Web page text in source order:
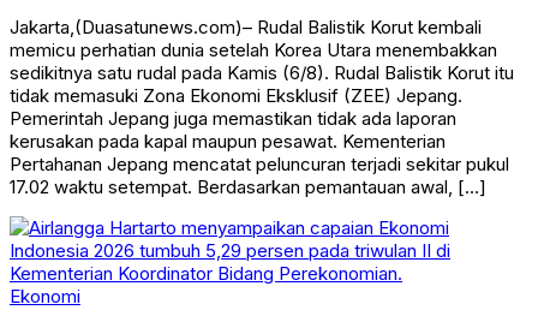
Jakarta,(Duasatunews.com)– Rudal Balistik Korut kembali
memicu perhatian dunia setelah Korea Utara menembakkan
sedikitnya satu rudal pada Kamis (6/8). Rudal Balistik Korut itu
tidak memasuki Zona Ekonomi Eksklusif (ZEE) Jepang.
Pemerintah Jepang juga memastikan tidak ada laporan
kerusakan pada kapal maupun pesawat. Kementerian
Pertahanan Jepang mencatat peluncuran terjadi sekitar pukul
17.02 waktu setempat. Berdasarkan pemantauan awal, […]
Ekonomi